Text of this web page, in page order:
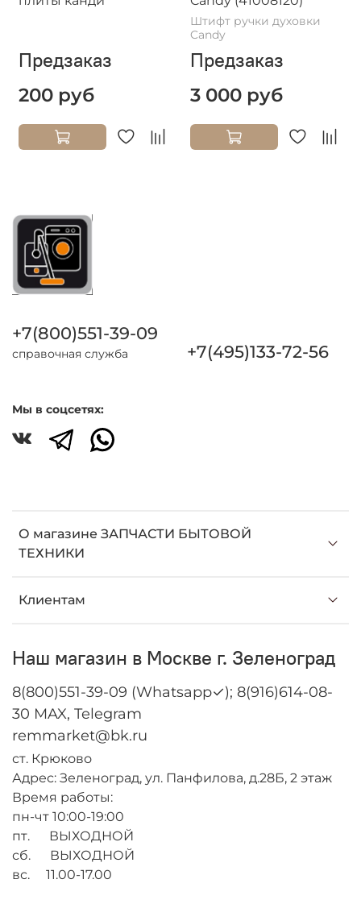
Предзаказ
200 руб
Штифт ручки духовки
Candy
Предзаказ
3 000 руб
О магазине ЗАПЧАСТИ БЫТОВОЙ
ТЕХНИКИ
Клиентам
+7(800)551-39-09
справочная служба +7(495)133-72-56
Мы в соцсетях:
Наш магазин в Москве г. Зеленоград
8(800)551-39-09 (Whatsapp✓); 8(916)614-08-
30 MAX, Telegram
remmarket@bk.ru
ст. Крюково
Адрес: Зеленоград, ул. Панфилова, д.28Б, 2 этаж
Время работы:
пн-чт 10:00-19:00
пт. ВЫХОДНОЙ
сб. ВЫХОДНОЙ
вс. 11.00-17.00